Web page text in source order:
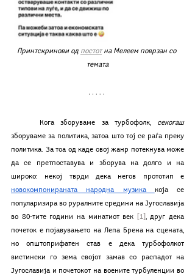
Принтскринови од постот на Мелеем поврзан со
темата
	Кога зборуваме за турбофолк,
секогаш
зборуваме за политика, затоа што тој се раѓа преку
политика. За тоа од каде овој жанр потекнува може
да се претпоставува и зборува на долго и на
новокомпонираната народна музика
која се
популаризира во руралните средини на Југославија
во 80-тите години на минатиот век
[1] , друг дека
почеток е појавувањето на Лепа Брена на сцената,
но општоприфатен став е дека турбофолкот
вистински го зема својот замав со распадот на
Југославија и почетокот на воените турбуленции во